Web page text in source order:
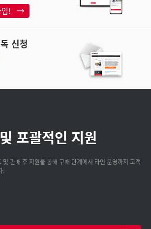
!
신청
포괄적인 지원
및 판매 후 지원을 통해 구매 단계에서 라인 운영까지 고객
.